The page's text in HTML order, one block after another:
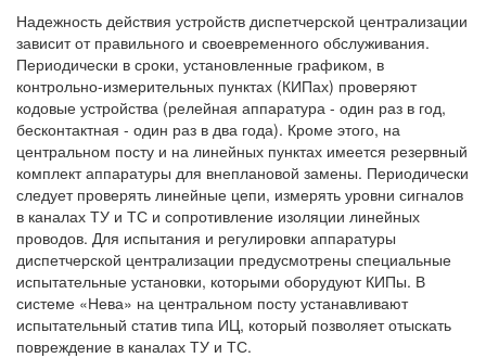
Надежность действия устройств диспетчерской централизации
зависит от правильного и своевременного обслуживания.
Периодически в сроки, установленные графиком, в
контрольно-измерительных пунктах (КИПах) проверяют
кодовые устройства (релейная аппаратура - один раз в год,
бесконтактная - один раз в два года). Кроме этого, на
центральном посту и на линейных пунктах имеется резервный
комплект аппаратуры для внеплановой замены. Периодически
следует проверять линейные цепи, измерять уровни сигналов
в каналах ТУ и ТС и сопротивление изоляции линейных
проводов. Для испытания и регулировки аппаратуры
диспетчерской централизации предусмотрены специальные
испытательные установки, которыми оборудуют КИПы. В
системе «Нева» на центральном посту устанавливают
испытательный статив типа ИЦ, который позволяет отыскать
повреждение в каналах ТУ и ТС.